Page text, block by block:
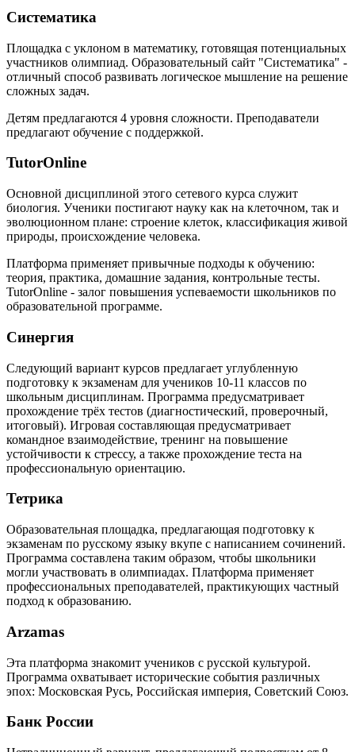
Систематика
Площадка с уклоном в математику, готовящая потенциальных
участников олимпиад. Образовательный сайт "Систематика" -
отличный способ развивать логическое мышление на решение
сложных задач.
Детям предлагаются 4 уровня сложности. Преподаватели
предлагают обучение с поддержкой.
TutorOnline
Основной дисциплиной этого сетевого курса служит
биология. Ученики постигают науку как на клеточном, так и
эволюционном плане: строение клеток, классификация живой
природы, происхождение человека.
Платформа применяет привычные подходы к обучению:
теория, практика, домашние задания, контрольные тесты.
TutorOnline - залог повышения успеваемости школьников по
образовательной программе.
Синергия
Следующий вариант курсов предлагает углубленную
подготовку к экзаменам для учеников 10-11 классов по
школьным дисциплинам. Программа предусматривает
прохождение трёх тестов (диагностический, проверочный,
итоговый). Игровая составляющая предусматривает
командное взаимодействие, тренинг на повышение
устойчивости к стрессу, а также прохождение теста на
профессиональную ориентацию.
Тетрика
Образовательная площадка, предлагающая подготовку к
экзаменам по русскому языку вкупе с написанием сочинений.
Программа составлена таким образом, чтобы школьники
могли участвовать в олимпиадах. Платформа применяет
профессиональных преподавателей, практикующих частный
подход к образованию.
Arzamas
Эта платформа знакомит учеников с русской культурой.
Программа охватывает исторические события различных
эпох: Московская Русь, Российская империя, Советский Союз.
Банк России